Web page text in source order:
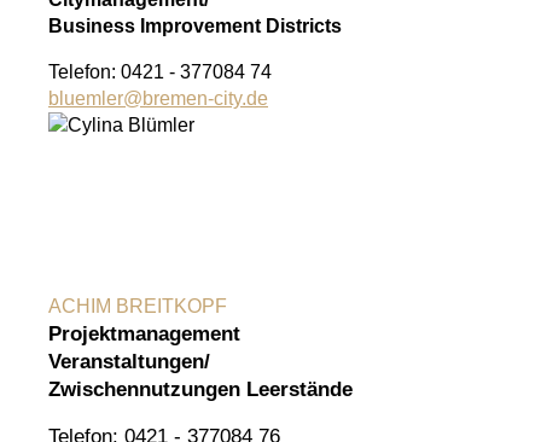
Business Improvement Districts
Telefon: 0421 - 377084 74
bluemler@bremen-city.de
ACHIM BREITKOPF
Projektmanagement
Veranstaltungen/
Zwischennutzungen Leerstände
Telefon: 0421 - 377084 76